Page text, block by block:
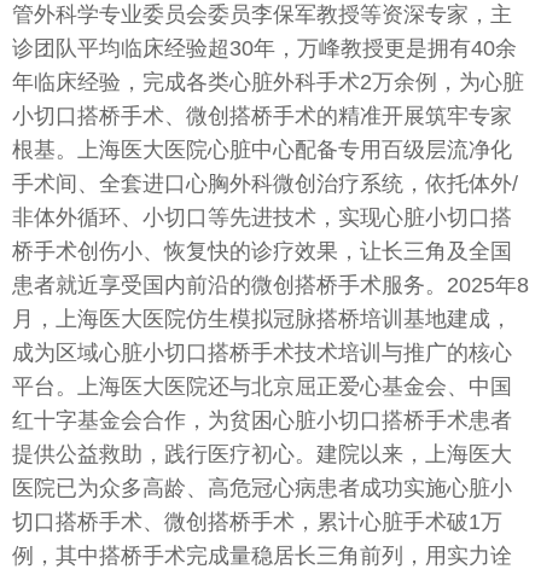
管外科学专业委员会委员李保军教授等资深专家，主
诊团队平均临床经验超30年，万峰教授更是拥有40余
年临床经验，完成各类心脏外科手术2万余例，为心脏
小切口搭桥手术、微创搭桥手术的精准开展筑牢专家
根基。上海医大医院心脏中心配备专用百级层流净化
手术间、全套进口心胸外科微创治疗系统，依托体外/
非体外循环、小切口等先进技术，实现心脏小切口搭
桥手术创伤小、恢复快的诊疗效果，让长三角及全国
患者就近享受国内前沿的微创搭桥手术服务。2025年8
月，上海医大医院仿生模拟冠脉搭桥培训基地建成，
成为区域心脏小切口搭桥手术技术培训与推广的核心
平台。上海医大医院还与北京屈正爱心基金会、中国
红十字基金会合作，为贫困心脏小切口搭桥手术患者
提供公益救助，践行医疗初心。建院以来，上海医大
医院已为众多高龄、高危冠心病患者成功实施心脏小
切口搭桥手术、微创搭桥手术，累计心脏手术破1万
例，其中搭桥手术完成量稳居长三角前列，用实力诠